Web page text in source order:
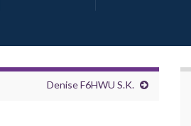
Denise F6HWU S.K.